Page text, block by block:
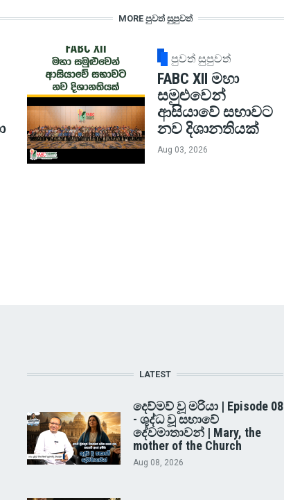
MORE පුවත් සුපුවත්
පුවත් සුපුවත්
FABC XII මහා
සමුළුවෙන්
ආසියාවේ සභාවට
නව දිශානතියක්
Aug 03, 2026
LATEST
දෙව්මව් වූ මරියා | Episode 08
- ශුද්ධ වූ සභාවේ
දේවමාතාවන් | Mary, the
mother of the Church
Aug 08, 2026